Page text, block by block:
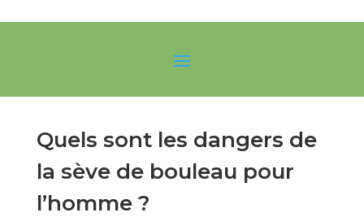
Quels sont les dangers de
la sève de bouleau pour
l’homme ?